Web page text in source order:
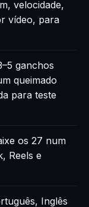
velocidade,
vídeo, para
ganchos
queimado
para teste
os 27 num
Reels e
Inglês